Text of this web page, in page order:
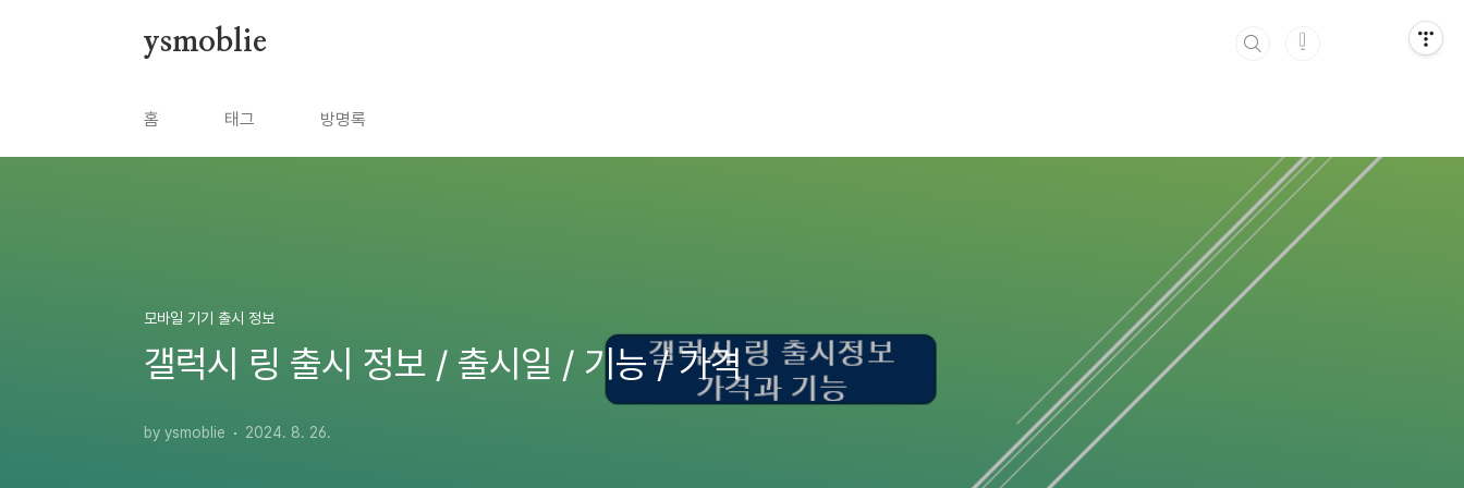
ysmoblie
홈 태그 방명록
모바일 기기 출시 정보
갤럭시 링 출시 정보 / 출시일 / 기능 / 가격
by ysmoblie 2024. 8. 26.